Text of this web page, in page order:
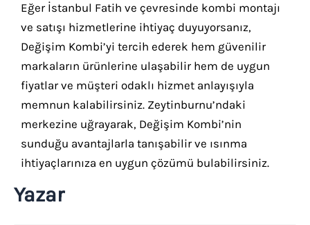
Eğer İstanbul Fatih ve çevresinde kombi montajı
ve satışı hizmetlerine ihtiyaç duyuyorsanız,
Değişim Kombi’yi tercih ederek hem güvenilir
markaların ürünlerine ulaşabilir hem de uygun
fiyatlar ve müşteri odaklı hizmet anlayışıyla
memnun kalabilirsiniz. Zeytinburnu’ndaki
merkezine uğrayarak, Değişim Kombi’nin
sunduğu avantajlarla tanışabilir ve ısınma
ihtiyaçlarınıza en uygun çözümü bulabilirsiniz.
Yazar